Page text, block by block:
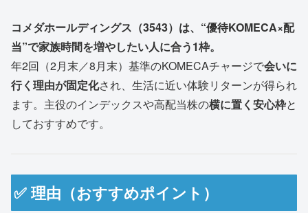
コメダホールディングス（3543）は、“優待KOMECA×配
当”で家族時間を増やしたい人に合う1枠。
年2回（2月末／8月末）基準のKOMECAチャージで会いに
行く理由が固定化され、生活に近い体験リターンが得られ
ます。主役のインデックスや高配当株の横に置く安心枠と
しておすすめです。
✅ 理由（おすすめポイント）